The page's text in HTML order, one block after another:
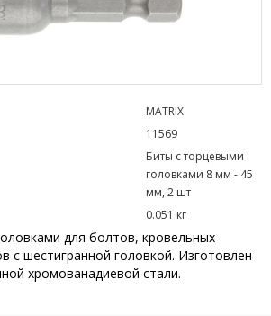
MATRIX
11569
Биты с торцевыми
головками 8 мм - 45
мм, 2 шт
0.051 кг
для болтов, кровельных
с шестигранной головкой. Изготовлен
хромованадиевой стали.